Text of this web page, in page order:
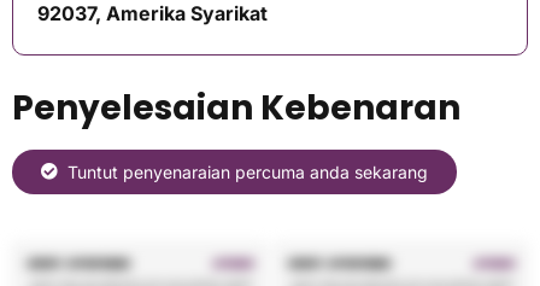
92037, Amerika Syarikat
Penyelesaian Kebenaran
Tuntut penyenaraian percuma anda sekarang